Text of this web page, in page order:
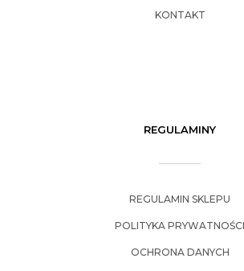
KONTAKT
REGULAMINY
REGULAMIN SKLEPU
POLITYKA PRYWATNOŚCI
OCHRONA DANYCH